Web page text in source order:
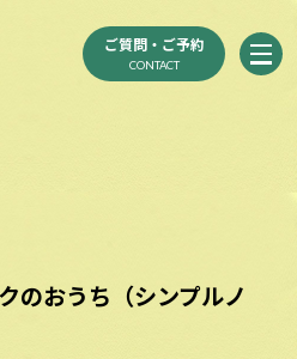
ご質問・ご予約
CONTACT
のおうち（シンプルノ